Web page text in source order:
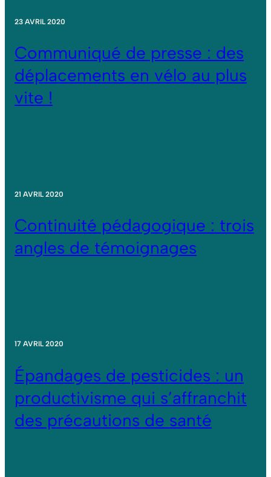
23 AVRIL 2020
Communiqué de presse : des
déplacements en vélo au plus
vite !
21 AVRIL 2020
Continuité pédagogique : trois
angles de témoignages
17 AVRIL 2020
Épandages de pesticides : un
productivisme qui s’affranchit
des précautions de santé